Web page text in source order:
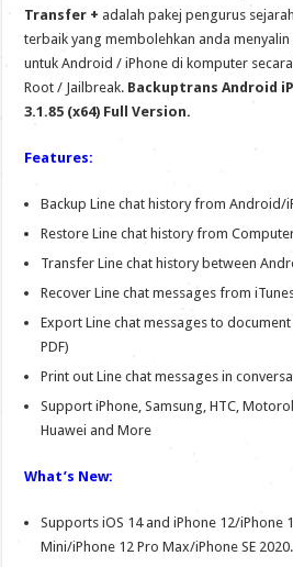
Transfer + adalah pakej pengurus
terbaik yang membolehkan anda
untuk Android / iPhone di komputer
Root / Jailbreak. Backuptrans Android
3.1.85 (x64) Full Version.
Features:
Backup Line chat history from Android/
Restore Line chat history from
Transfer Line chat history between
Recover Line chat messages from
Export Line chat messages to document
PDF)
Print out Line chat messages in
Support iPhone, Samsung, HTC,
Huawei and More
What’s New:
Supports iOS 14 and iPhone 12/iPhone
Mini/iPhone 12 Pro Max/iPhone SE